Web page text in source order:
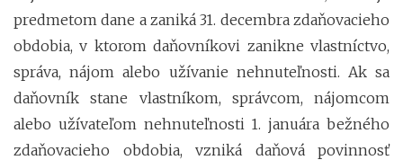
predmetom dane a zaniká 31. decembra zdaňovacieho
obdobia, v ktorom daňovníkovi zanikne vlastníctvo,
správa, nájom alebo užívanie nehnuteľnosti. Ak sa
daňovník stane vlastníkom, správcom, nájomcom
alebo užívateľom nehnuteľnosti 1. januára bežného
zdaňovacieho obdobia, vzniká daňová povinnosť